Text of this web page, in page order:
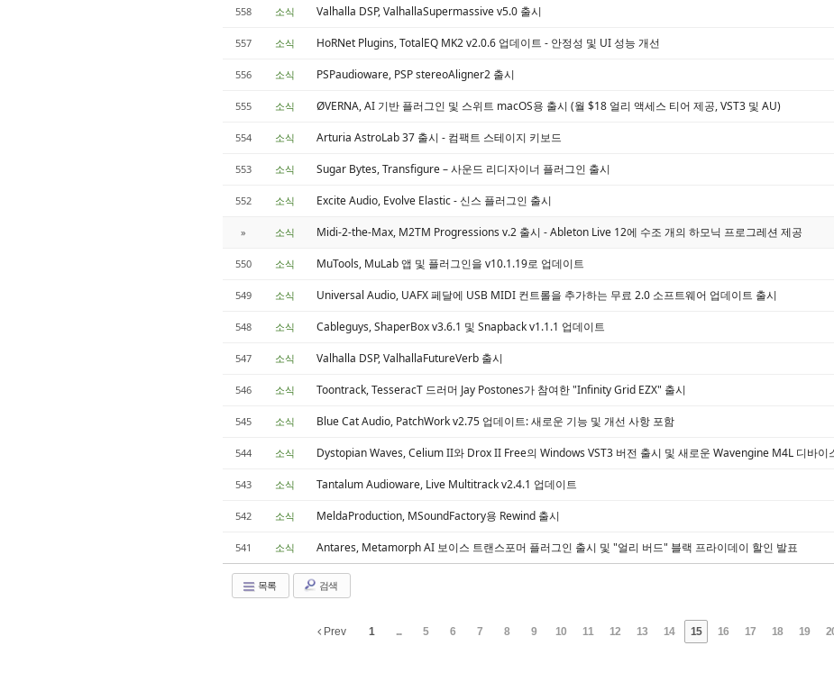
558 소식 Valhalla DSP, ValhallaSupermassive v5.0 출시
557 소식 HoRNet Plugins, TotalEQ MK2 v2.0.6 업데이트 - 안정성 및 UI 성능 개선
556 소식 PSPaudioware, PSP stereoAligner2 출시
555 소식 ØVERNA, AI 기반 플러그인 및 스위트 macOS용 출시 (월 $18 얼리 액세스 티어 제공, VST3 및 AU)
554 소식 Arturia AstroLab 37 출시 - 컴팩트 스테이지 키보드
553 소식 Sugar Bytes, Transfigure – 사운드 리디자이너 플러그인 출시
552 소식 Excite Audio, Evolve Elastic - 신스 플러그인 출시
» 소식 Midi-2-the-Max, M2TM Progressions v.2 출시 - Ableton Live 12에 수조 개의 하모닉 프로그레션 제공
550 소식 MuTools, MuLab 앱 및 플러그인을 v10.1.19로 업데이트
549 소식 Universal Audio, UAFX 페달에 USB MIDI 컨트롤을 추가하는 무료 2.0 소프트웨어 업데이트 출시
548 소식 Cableguys, ShaperBox v3.6.1 및 Snapback v1.1.1 업데이트
547 소식 Valhalla DSP, ValhallaFutureVerb 출시
546 소식 Toontrack, TesseracT 드러머 Jay Postones가 참여한 "Infinity Grid EZX" 출시
545 소식 Blue Cat Audio, PatchWork v2.75 업데이트: 새로운 기능 및 개선 사항 포함
544 소식 Dystopian Waves, Celium II와 Drox II Free의 Windows VST3 버전 출시 및 새로운 Wavengine M4L 디바이
543 소식 Tantalum Audioware, Live Multitrack v2.4.1 업데이트
542 소식 MeldaProduction, MSoundFactory용 Rewind 출시
541 소식 Antares, Metamorph AI 보이스 트랜스포머 플러그인 출시 및 "얼리 버드" 블랙 프라이데이 할인 발표
목록 검색
Prev 1 ... 5 6 7 8 9 10 11 12 13 14 15 16 17 18 19